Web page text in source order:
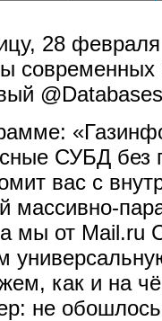
28
современных
СУБД без
вас с
массивно-
мы от Mail.ru
как и на
не